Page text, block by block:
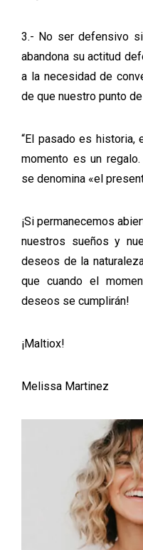
3.- No ser defensivo
abandona su actitud
a la necesidad de
de que nuestro punto
“El pasado es
momento es un
se denomina «el
¡Si permanecemos
nuestros sueños y
deseos de la
que cuando el
deseos se cumplirán!
¡Maltiox!
Melissa Martinez